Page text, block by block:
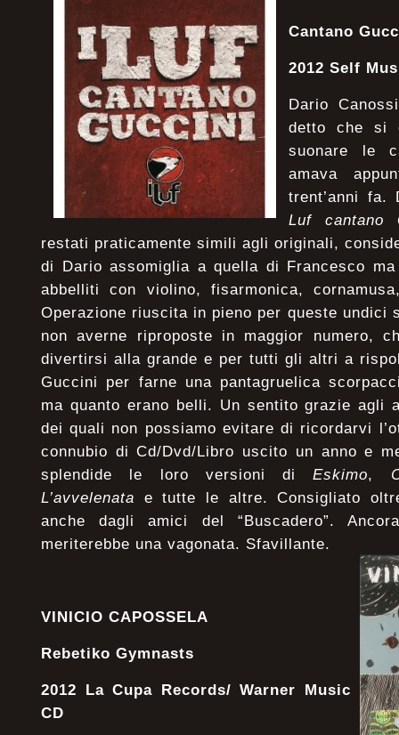
Cantano
2012 Self
Dario
detto che si
suonare le
amava
trent’anni
Luf cantano
restati praticamente simili agli originali,
di Dario assomiglia a quella di Francesco
abbelliti con violino, fisarmonica,
Operazione riuscita in pieno per queste undici
non averne riproposte in maggior numero,
divertirsi alla grande e per tutti gli altri a
Guccini per farne una pantagruelica
ma quanto erano belli. Un sentito grazie agli
dei quali non possiamo evitare di ricordarvi
connubio di Cd/Dvd/Libro uscito un anno e
splendide le loro versioni diEskimo,
L’avvelenata e tutte le altre. Consigliato
anche dagli amici del “Buscadero”.
meriterebbe una vagonata. Sfavillante.
VINICIO CAPOSSELA
Rebetiko Gymnasts
2012 La Cupa Records/ Warner Music
CD